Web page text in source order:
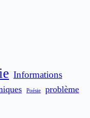
Informations
Poésie problème